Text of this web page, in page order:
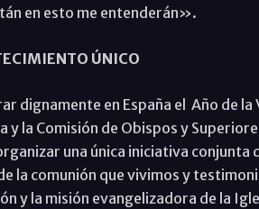
en esto me entenderán».
ÚNICO
dignamente en España el Año de
y la Comisión de Obispos y
una única iniciativa conjunta
la comunión que vivimos y
y la misión evangelizadora de la